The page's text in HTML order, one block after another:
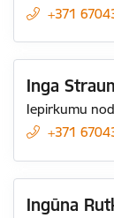
+371
Inga
Iepirkumu
+371
Ingūna